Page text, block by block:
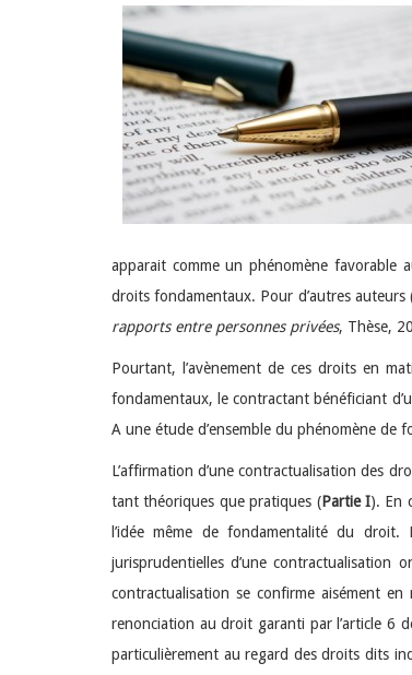
apparait comme un phénomène favorable
droits fondamentaux. Pour d’autres auteurs
rapports entre personnes privées, Thèse,
Pourtant, l’avènement de ces droits en
fondamentaux, le contractant bénéficiant
A une étude d’ensemble du phénomène de
L’affirmation d’une contractualisation des
tant théoriques que pratiques (Partie I). En
l’idée même de fondamentalité du
jurisprudentielles d’une contractualisation
contractualisation se confirme aisément
renonciation au droit garanti par l’article 6
particulièrement au regard des droits dits